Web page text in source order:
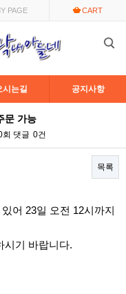
PAGE CART
시는길 공지사항
문 가능
댓글 0건
목록
어 23일 오전 12시까지
기 바랍니다.